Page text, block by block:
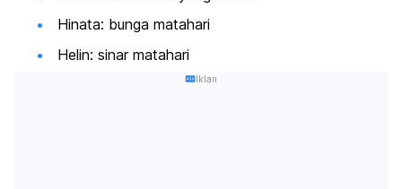
Hinata: bunga matahari
Helin: sinar matahari
Iklan